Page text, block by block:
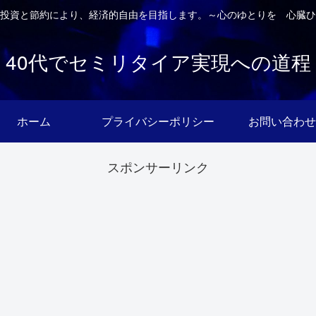
資と節約により、経済的自由を目指します。～心のゆとりを 心臓
40代でセミリタイア実現への道程
ホーム プライバシーポリシー お問い合わせ
スポンサーリンク